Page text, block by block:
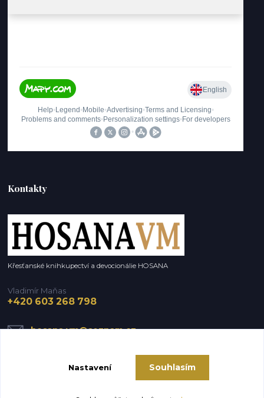
Kontakty
Křesťanské knihkupectví a devocionálie HOSANA
Vladimír Maňas
+420 603 268 798
hosana.vm@seznam.cz
Nastavení Souhlasím